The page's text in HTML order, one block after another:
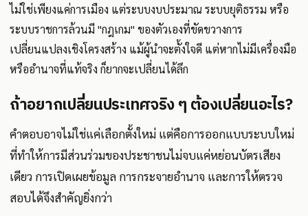
ไม่ใช่เพียงแค่การเมือง แต่ระบบงบประมาณ ระบบยุติธรรม หรือ
ระบบราชการล้วนมี "กฎเกม" ของตัวเองที่ขัดขวางการ
เปลี่ยนแปลงเชิงโครงสร้าง แม้ผู้นำจะตั้งใจดี แต่หากไม่มีเครื่องมือ
หรืออำนาจที่แท้จริง ก็ยากจะเปลี่ยนได้ลึก
ถ้าอยากเปลี่ยนประเทศจริง ๆ ต้องเปลี่ยนอะไร?
คำตอบอาจไม่ใช่แค่เลือกตั้งใหม่ แต่คือการออกแบบระบบใหม่
ที่ทำให้การมีส่วนร่วมของประชาชนไม่จบแค่หย่อนบัตรเสียง
เดียว การเปิดเผยข้อมูล การกระจายอำนาจ และการให้ตรวจ
สอบได้จึงสำคัญยิ่งกว่า